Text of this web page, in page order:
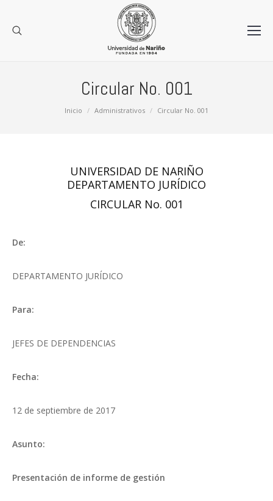
Circular No. 001
Inicio Administrativos Circular No. 001
UNIVERSIDAD DE NARIÑO
DEPARTAMENTO JURÍDICO
CIRCULAR No. 001
De:
DEPARTAMENTO JURÍDICO
Para:
JEFES DE DEPENDENCIAS
Fecha:
12 de septiembre de 2017
Asunto:
Presentación de informe de gestión